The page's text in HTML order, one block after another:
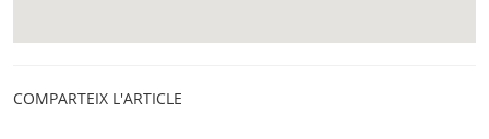
COMPARTEIX L'ARTICLE